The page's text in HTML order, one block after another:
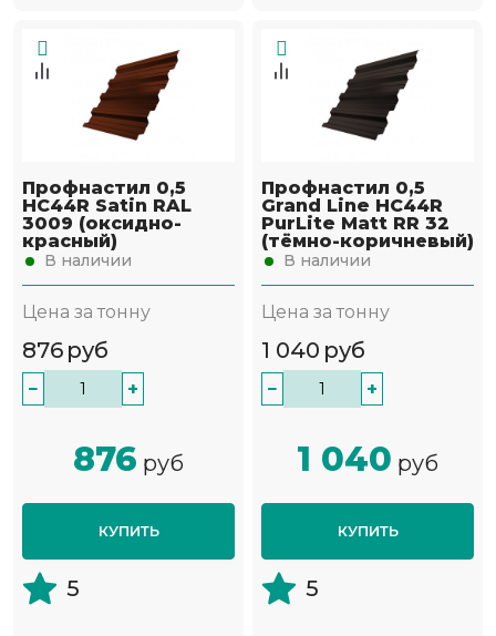
Профнастил 0,5
НС44R Satin RAL
3009 (оксидно-
красный)
В наличии
Цена за тонну
876 руб
− +
876 руб
КУПИТЬ
5
Профнастил 0,5
Grand Line НС44R
PurLite Мatt RR 32
(тёмно-коричневый)
В наличии
Цена за тонну
1 040 руб
− +
1 040 руб
КУПИТЬ
5